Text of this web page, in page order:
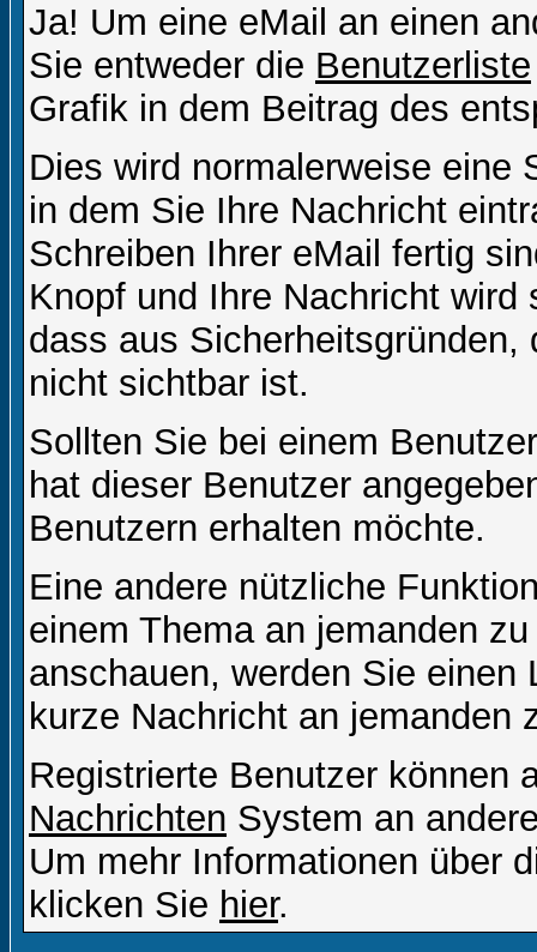
Ja! Um eine eMail an einen
Sie entweder die Benutzerliste
Grafik in dem Beitrag des
Dies wird normalerweise eine
in dem Sie Ihre Nachricht
Schreiben Ihrer eMail fertig
Knopf und Ihre Nachricht
dass aus
nicht sichtbar ist.
Sollten Sie bei einem
hat dieser Benutzer
Benutzern erhalten möchte.
Eine andere nützliche
einem Thema an jemanden
anschauen, werden Sie
kurze Nachricht an jemanden
Registrierte Benutzer können
Nachrichten System an
Um mehr Informationen über
klicken Sie hier.